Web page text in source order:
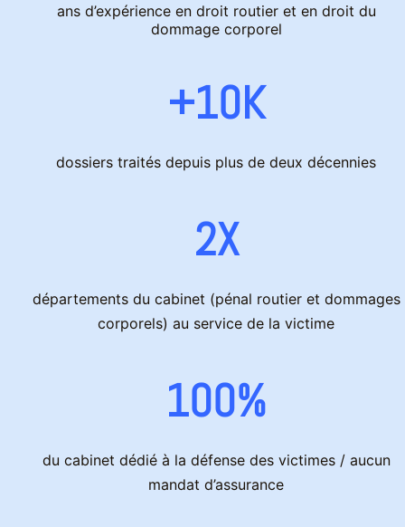
ans d’expérience en droit routier et en droit du
dommage corporel
+10K
dossiers traités depuis plus de deux décennies
2X
départements du cabinet (pénal routier et dommages
corporels) au service de la victime
100%
du cabinet dédié à la défense des victimes / aucun
mandat d’assurance